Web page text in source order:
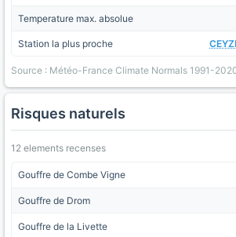
Temperature max. absolue
Station la plus proche
Source : Météo-France Climate Normals 1991-
Risques naturels
12 elements recenses
Gouffre de Combe Vigne
Gouffre de Drom
Gouffre de la Livette